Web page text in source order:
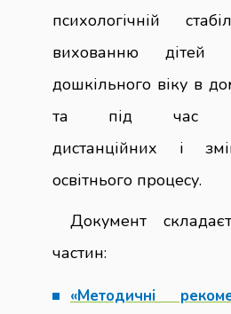
психологічній
вихованню дітей
дошкільного віку в
та під час
дистанційних і
освітнього процесу.
Документ
частин:
«Методичні